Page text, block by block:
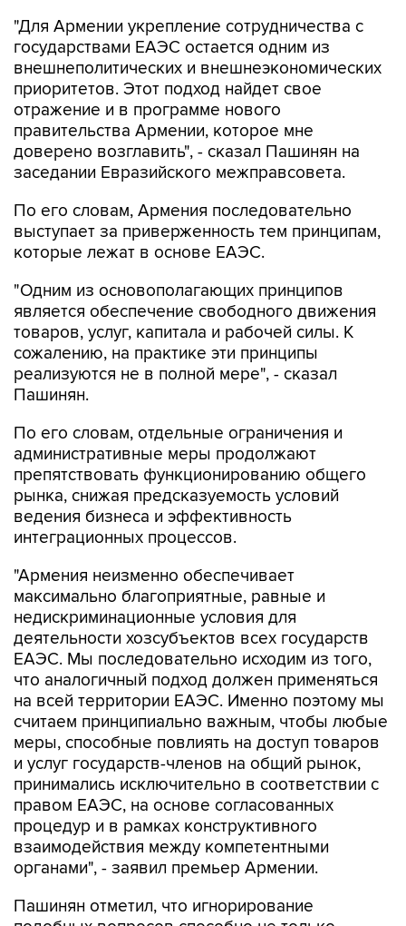
"Для Армении укрепление сотрудничества с
государствами ЕАЭС остается одним из
внешнеполитических и внешнеэкономических
приоритетов. Этот подход найдет свое
отражение и в программе нового
правительства Армении, которое мне
доверено возглавить", - сказал Пашинян на
заседании Евразийского межправсовета.
По его словам, Армения последовательно
выступает за приверженность тем принципам,
которые лежат в основе ЕАЭС.
"Одним из основополагающих принципов
является обеспечение свободного движения
товаров, услуг, капитала и рабочей силы. К
сожалению, на практике эти принципы
реализуются не в полной мере", - сказал
Пашинян.
По его словам, отдельные ограничения и
административные меры продолжают
препятствовать функционированию общего
рынка, снижая предсказуемость условий
ведения бизнеса и эффективность
интеграционных процессов.
"Армения неизменно обеспечивает
максимально благоприятные, равные и
недискриминационные условия для
деятельности хозсубъектов всех государств
ЕАЭС. Мы последовательно исходим из того,
что аналогичный подход должен применяться
на всей территории ЕАЭС. Именно поэтому мы
считаем принципиально важным, чтобы любые
меры, способные повлиять на доступ товаров
и услуг государств-членов на общий рынок,
принимались исключительно в соответствии с
правом ЕАЭС, на основе согласованных
процедур и в рамках конструктивного
взаимодействия между компетентными
органами", - заявил премьер Армении.
Пашинян отметил, что игнорирование